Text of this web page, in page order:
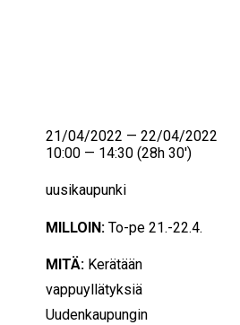
MILLOIN: To-pe 21.-22.4.
MITÄ: Kerätään
vappuyllätyksiä
Uudenkaupungin
21/04/2022 — 22/04/2022
10:00 — 14:30 (28h 30′)
uusikaupunki